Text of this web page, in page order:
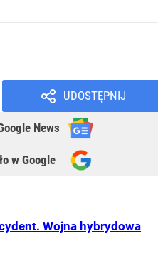
UDOSTĘPNIJ
News
w Google
Wojna hybrydowa